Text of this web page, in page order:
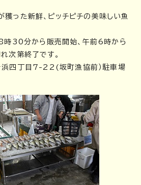
った新鮮、ピッチピチの美味しい魚
時30分から販売開始、午前6時から
次第終了です。
浜四丁目7-22(坂町漁協前）駐車場